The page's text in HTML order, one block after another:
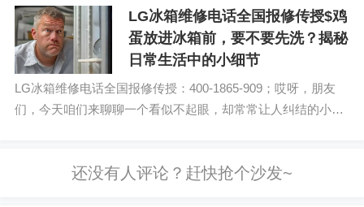
时各区售后受理客服中心热线...
LG冰箱维修电话全国报修传授$鸡
蛋放进冰箱前，要不要先洗？揭秘
日常生活中的小细节
LG冰箱维修电话全国报修传授：400-1865-909；哎呀，朋友
们，今天咱们来聊聊一个看似不起眼，却常常让人纠结的小问